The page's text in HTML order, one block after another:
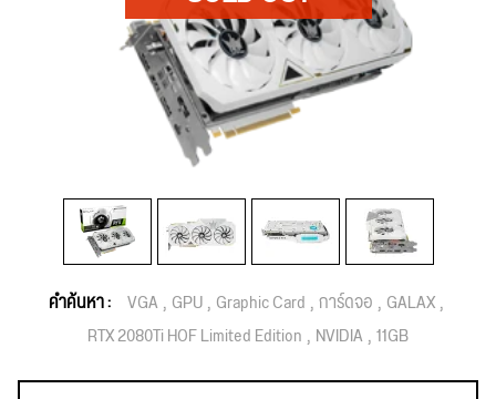
คำค้นหา : VGA GPU Graphic Card การ์ดจอ GALAX
RTX 2080Ti HOF Limited Edition NVIDIA 11GB